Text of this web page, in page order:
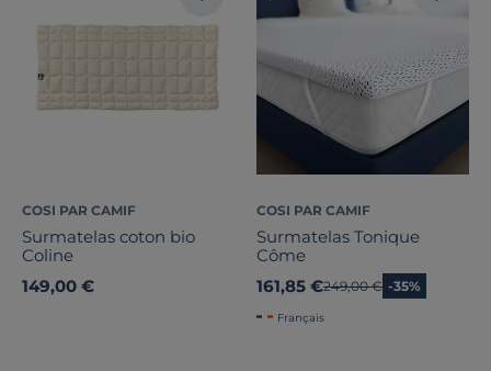
COSI PAR CAMIF
Surmatelas coton bio
Coline
149,00 €
COSI PAR CAMIF
Surmatelas Tonique
Côme
161,85 €Ancien prix
249,00 € -35%
Français